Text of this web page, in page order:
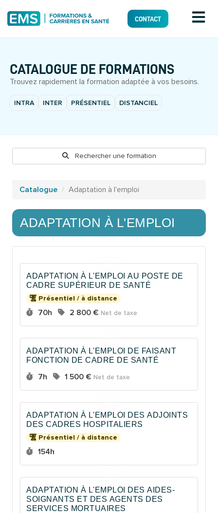
CONTACT
CATALOGUE DE FORMATIONS
Trouvez rapidement la formation adaptée à vos besoins.
INTRA INTER PRÉSENTIEL DISTANCIEL
Rechercher une formation
Catalogue Adaptation à l'emploi
ADAPTATION À L'EMPLOI
ADAPTATION À L'EMPLOI AU POSTE DE
CADRE SUPÉRIEUR DE SANTÉ
Présentiel / à distance
Durée :
70h Prix :
2 800 € Net de taxe
ADAPTATION À L'EMPLOI DE FAISANT
FONCTION DE CADRE DE SANTÉ
Durée :
7h Prix :
1 500 € Net de taxe
ADAPTATION À L'EMPLOI DES ADJOINTS
DES CADRES HOSPITALIERS
Présentiel / à distance
Durée :
154h
ADAPTATION À L'EMPLOI DES AIDES-
SOIGNANTS ET DES AGENTS DES
SERVICES MORTUAIRES